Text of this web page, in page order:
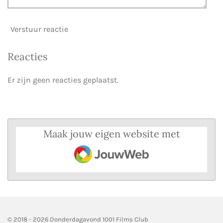
Verstuur reactie
Reacties
Er zijn geen reacties geplaatst.
Maak jouw eigen website met
JouwWeb
© 2018 - 2026 Donderdagavond 1001 Films Club